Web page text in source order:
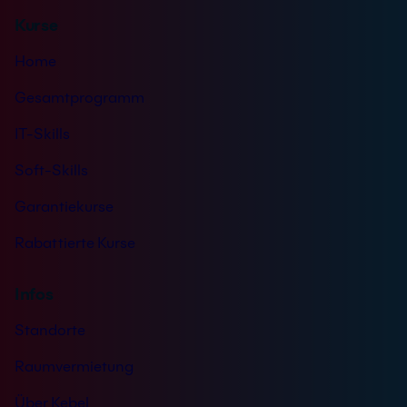
i
*
Kurse
Home
Gesamtprogramm
IT-Skills
Soft-Skills
Garantiekurse
Rabattierte Kurse
Infos
Standorte
Raumvermietung
Über Kebel